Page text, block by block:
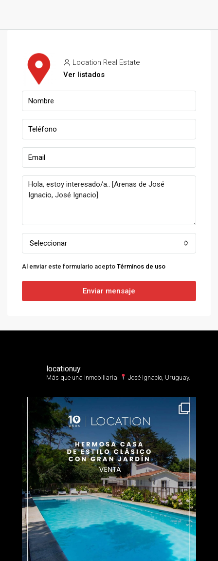
Location Real Estate
Ver listados
Seleccionar
Al enviar este formulario acepto Términos de uso
Enviar mensaje
locationuy
Más que una inmobiliaria.⁣ José Ignacio, Uruguay.